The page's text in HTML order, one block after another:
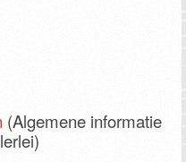
(Algemene informatie